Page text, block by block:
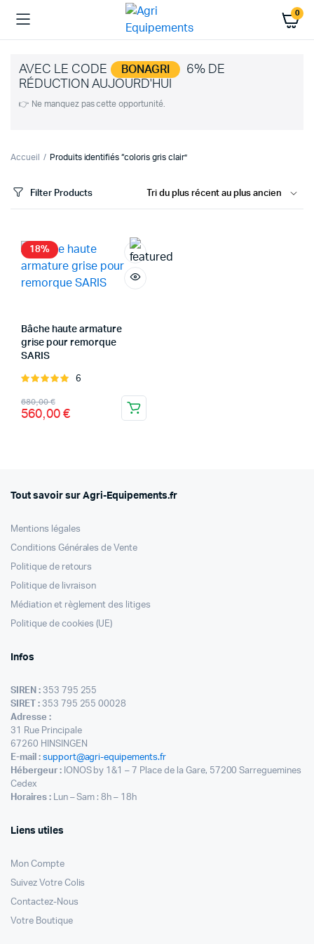
0
AVEC LE CODE BONAGRI
6% DE
RÉDUCTION AUJOURD'HUI
👉 Ne manquez pas cette opportunité.
Accueil Produits identifiés “coloris gris clair”
Filter Products
18%
Bâche haute armature
grise pour remorque
SARIS
Note
6
680,00€
Le
prix
560,00€
Le
prix
Tout savoir sur Agri-Equipements.fr
Mentions légales
Conditions Générales de Vente
Politique de retours
Politique de livraison
Médiation et règlement des litiges
Politique de cookies (UE)
Infos
SIREN :353 795 255
SIRET :353 795 255 00028
Adresse :
31 Rue Principale
67260 HINSINGEN
E-mail : support@agri-equipements.fr
Hébergeur :IONOS by 1&1 – 7 Place de la Gare, 57200 Sarreguemines
Cedex
Horaires :Lun – Sam : 8h – 18h
Liens utiles
Mon Compte
Suivez Votre Colis
Contactez-Nous
Votre Boutique